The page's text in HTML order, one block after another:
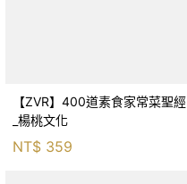
【ZVR】400道素食家常菜聖經
_楊桃文化
NT$ 359